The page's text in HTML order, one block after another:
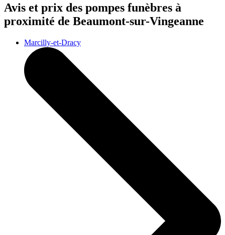
Avis et prix des pompes funèbres à
proximité de Beaumont-sur-Vingeanne
Marcilly-et-Dracy